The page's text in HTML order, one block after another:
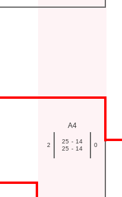
A4
2
25 - 14
25 - 14
0